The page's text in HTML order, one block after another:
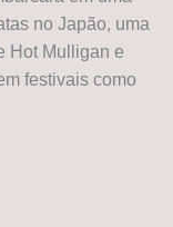
no Japão, uma
Hot Mulligan e
festivais como